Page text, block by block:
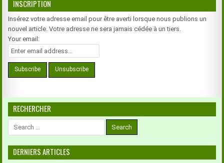
INSCRIPTION
Insérez votre adresse email pour être averti lorsque nous publions un
nouvel article. Votre adresse ne sera jamais cédée à un tiers.
Your email:
RECHERCHER
DERNIERS ARTICLES